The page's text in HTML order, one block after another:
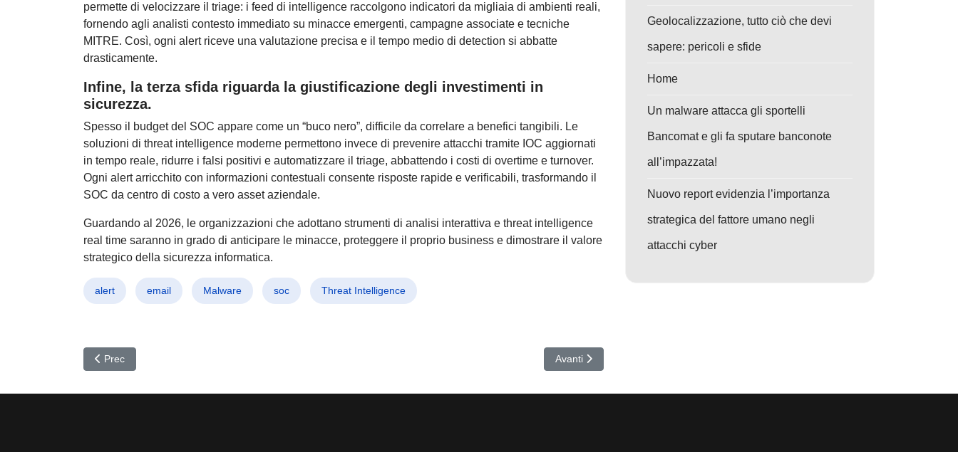
permette di velocizzare il triage: i feed di intelligence raccolgono indicatori da migliaia di ambienti reali,
fornendo agli analisti contesto immediato su minacce emergenti, campagne associate e tecniche
MITRE. Così, ogni alert riceve una valutazione precisa e il tempo medio di detection si abbatte
drasticamente.
Infine, la terza sfida riguarda la giustificazione degli investimenti in
sicurezza.
Spesso il budget del SOC appare come un “buco nero”, difficile da correlare a benefici tangibili. Le
soluzioni di threat intelligence moderne permettono invece di prevenire attacchi tramite IOC aggiornati
in tempo reale, ridurre i falsi positivi e automatizzare il triage, abbattendo i costi di overtime e turnover.
Ogni alert arricchito con informazioni contestuali consente risposte rapide e verificabili, trasformando il
SOC da centro di costo a vero asset aziendale.
Guardando al 2026, le organizzazioni che adottano strumenti di analisi interattiva e threat intelligence
real time saranno in grado di anticipare le minacce, proteggere il proprio business e dimostrare il valore
strategico della sicurezza informatica.
alert email Malware soc Threat Intelligence
Articolo precedente: App Spia in Agguato: Allarme CISA su WhatsApp e Signal, rischio privacy per utenti e VIP
Prec Articolo successivo: Blender sotto attacco: File 3D infetti rubano dati con malware StealC
Avanti
Geolocalizzazione, tutto ciò che devi
sapere: pericoli e sfide
Home
Un malware attacca gli sportelli
Bancomat e gli fa sputare banconote
all’impazzata!
Nuovo report evidenzia l’importanza
strategica del fattore umano negli
attacchi cyber